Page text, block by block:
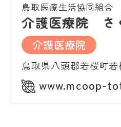
鳥取医療生活協同組合
介護医療院 さ
介護医療院
鳥取県八頭郡若桜町若
www.mcoop-